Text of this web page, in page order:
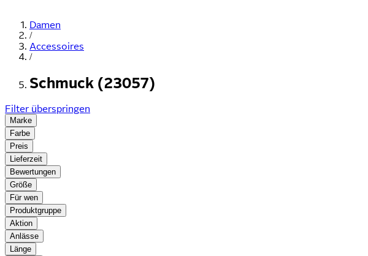
Damen
/
Accessoires
/
Schmuck (23057)
Filter überspringen
Marke
Farbe
Preis
Lieferzeit
Bewertungen
Größe
Für wen
Produktgruppe
Aktion
Anlässe
Länge